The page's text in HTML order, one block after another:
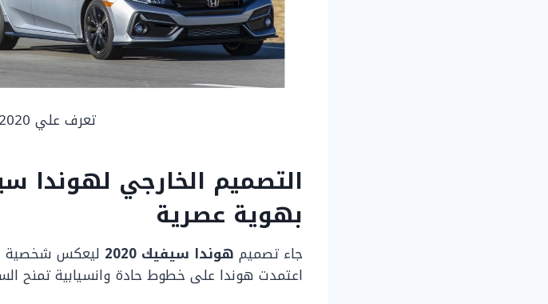
تعرف علي honda civic2020
بهوية عصرية
جاء تصميم هوندا سيفيك 2020
ليعكس شخصية
اعتمدت هوندا على خطوط حادة وانسيابية تمنح